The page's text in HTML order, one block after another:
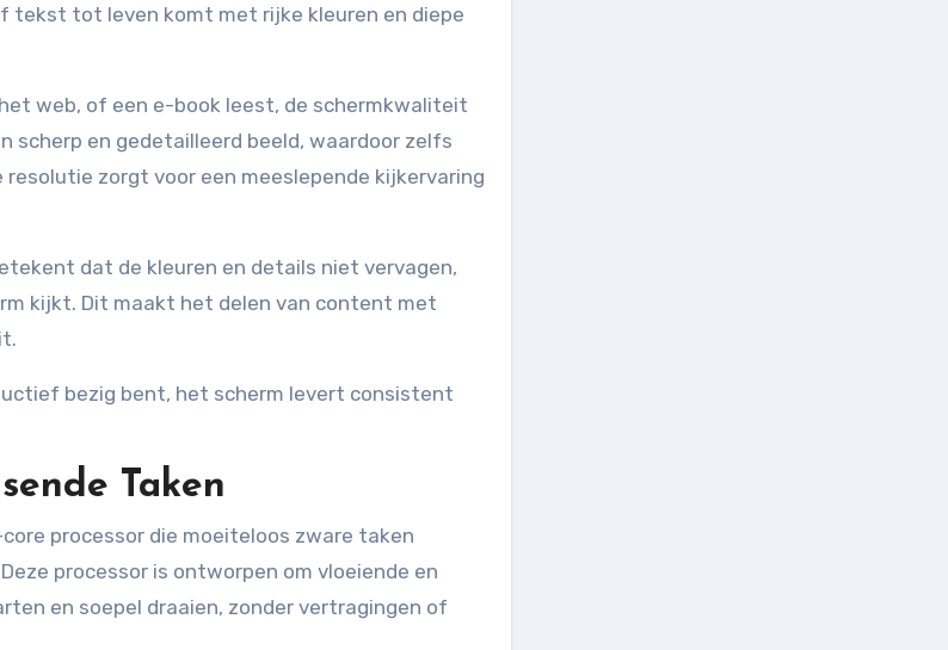
tekst tot leven komt met rijke kleuren en diepe
web, of een e-book leest, de schermkwaliteit
scherp en gedetailleerd beeld, waardoor zelfs
zorgt voor een meeslepende kijkervaring
dat de kleuren en details niet vervagen,
kijkt. Dit maakt het delen van content met
bezig bent, het scherm levert consistent
Taken
processor die moeiteloos zware taken
processor is ontworpen om vloeiende en
en soepel draaien, zonder vertragingen of